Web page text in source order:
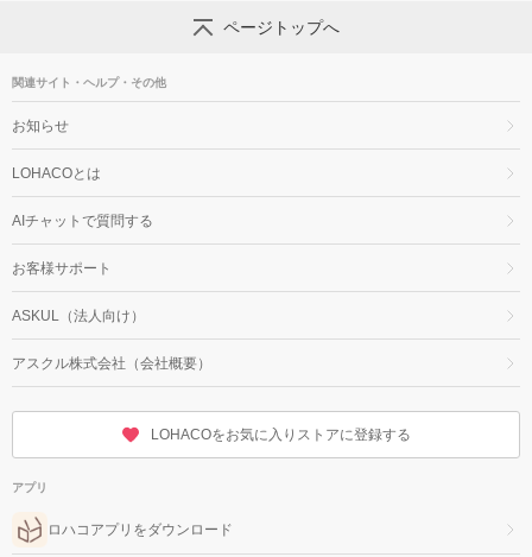
ページトップへ
関連サイト・ヘルプ・その他
お知らせ
LOHACOとは
AIチャットで質問する
お客様サポート
ASKUL（法人向け）
アスクル株式会社（会社概要）
LOHACOをお気に入りストアに登録する
アプリ
ロハコアプリをダウンロード